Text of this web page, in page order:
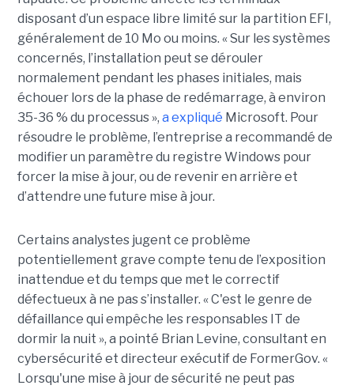
disposant d’un espace libre limité sur la partition EFI,
généralement de 10 Mo ou moins. « Sur les systèmes
concernés, l’installation peut se dérouler
normalement pendant les phases initiales, mais
échouer lors de la phase de redémarrage, à environ
35-36 % du processus », a expliqué Microsoft. Pour
résoudre le problème, l’entreprise a recommandé de
modifier un paramètre du registre Windows pour
forcer la mise à jour, ou de revenir en arrière et
d’attendre une future mise à jour.
Certains analystes jugent ce problème
potentiellement grave compte tenu de l’exposition
inattendue et du temps que met le correctif
défectueux à ne pas s’installer. « C'est le genre de
défaillance qui empêche les responsables IT de
dormir la nuit », a pointé Brian Levine, consultant en
cybersécurité et directeur exécutif de FormerGov. «
Lorsqu'une mise à jour de sécurité ne peut pas